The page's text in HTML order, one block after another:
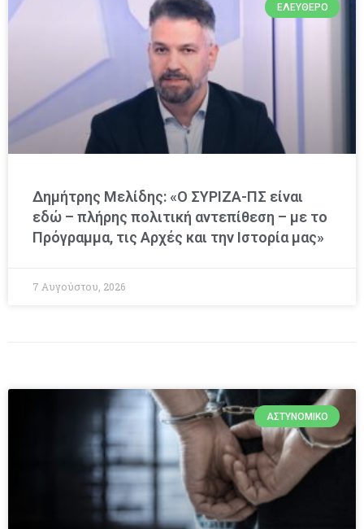
ΕΛΕΎΘΕΡΟ
Δημήτρης Μελίδης: «Ο ΣΥΡΙΖΑ-ΠΣ είναι
εδώ – πλήρης πολιτική αντεπίθεση – με το
Πρόγραμμα, τις Αρχές και την Ιστορία μας»
7 Αυγούστου, 2026
ΑΣΤΥΝΟΜΙΚΌ